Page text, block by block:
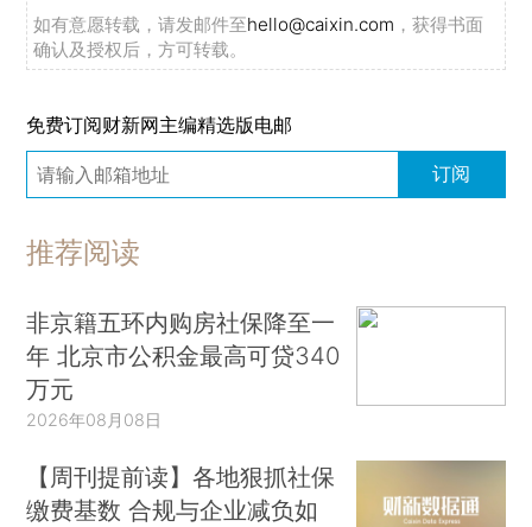
如有意愿转载，请发邮件至hello@caixin.com ，获得书面
确认及授权后，方可转载。
免费订阅财新网主编精选版电邮
订阅
推荐阅读
非京籍五环内购房社保降至一
年 北京市公积金最高可贷340
万元
2026年08月08日
【周刊提前读】各地狠抓社保
缴费基数 合规与企业减负如